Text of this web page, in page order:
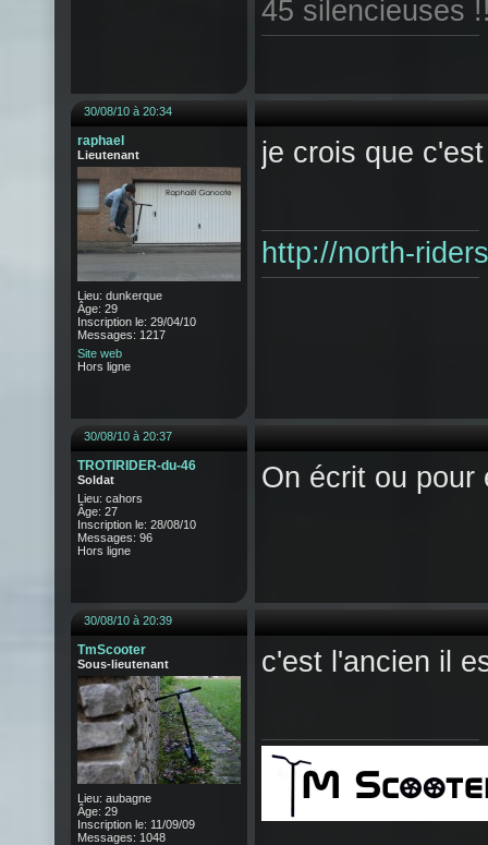
45 silencieuses
30/08/10 à 20:34
raphael
Lieutenant
Lieu: dunkerque
Âge: 29
Inscription le: 29/04/10
Messages: 1217
Site web
Hors ligne
je crois que
http://north-
30/08/10 à 20:37
TROTIRIDER-du-46
Soldat
Lieu: cahors
Âge: 27
Inscription le: 28/08/10
Messages: 96
Hors ligne
On écrit ou pour
30/08/10 à 20:39
TmScooter
Sous-lieutenant
Lieu: aubagne
Âge: 29
Inscription le: 11/09/09
Messages: 1048
c'est l'ancien il